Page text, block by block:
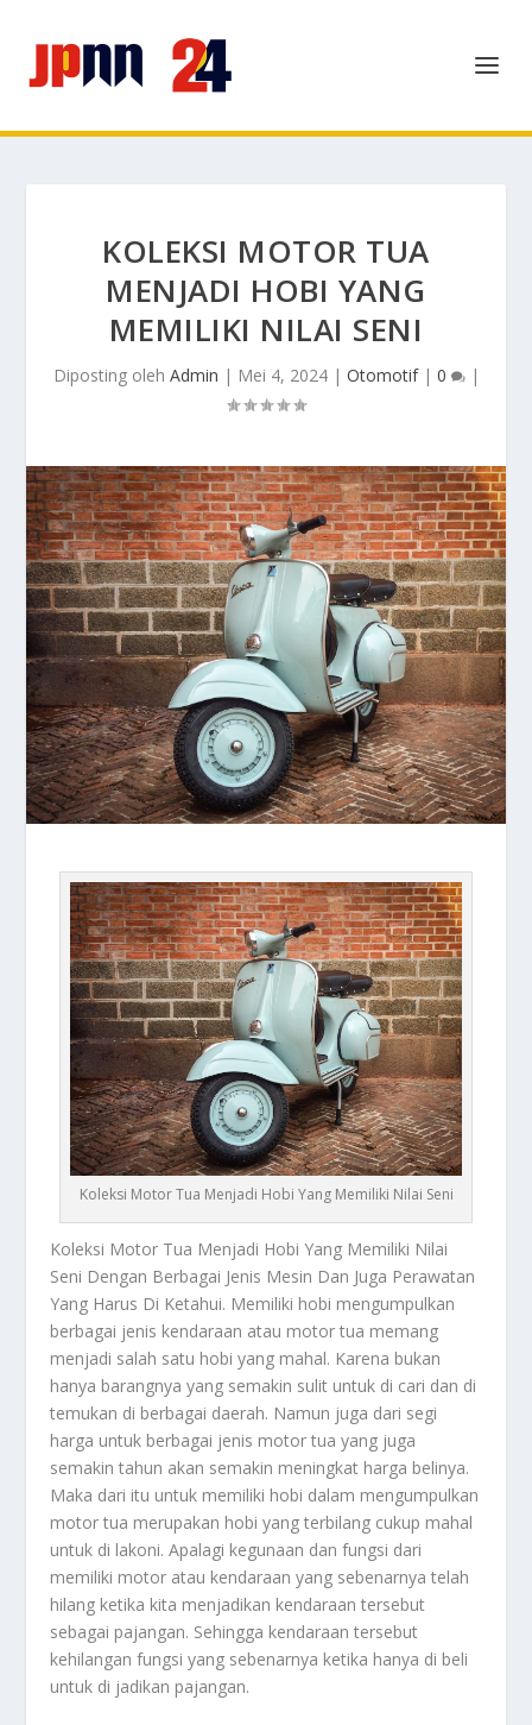
KOLEKSI MOTOR TUA
MENJADI HOBI YANG
MEMILIKI NILAI SENI
Diposting oleh Admin | Mei 4, 2024| Otomotif| 0 |
Koleksi Motor Tua Menjadi Hobi Yang Memiliki Nilai Seni
Koleksi Motor Tua Menjadi Hobi Yang Memiliki Nilai
Seni Dengan Berbagai Jenis Mesin Dan Juga Perawatan
Yang Harus Di Ketahui. Memiliki hobi mengumpulkan
berbagai jenis kendaraan atau motor tua memang
menjadi salah satu hobi yang mahal. Karena bukan
hanya barangnya yang semakin sulit untuk di cari dan di
temukan di berbagai daerah. Namun juga dari segi
harga untuk berbagai jenis motor tua yang juga
semakin tahun akan semakin meningkat harga belinya.
Maka dari itu untuk memiliki hobi dalam mengumpulkan
motor tua merupakan hobi yang terbilang cukup mahal
untuk di lakoni. Apalagi kegunaan dan fungsi dari
memiliki motor atau kendaraan yang sebenarnya telah
hilang ketika kita menjadikan kendaraan tersebut
sebagai pajangan. Sehingga kendaraan tersebut
kehilangan fungsi yang sebenarnya ketika hanya di beli
untuk di jadikan pajangan.